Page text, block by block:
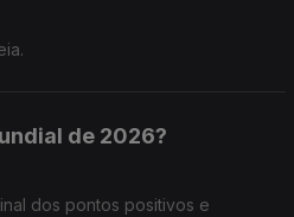
de 2026?
dos pontos positivos e